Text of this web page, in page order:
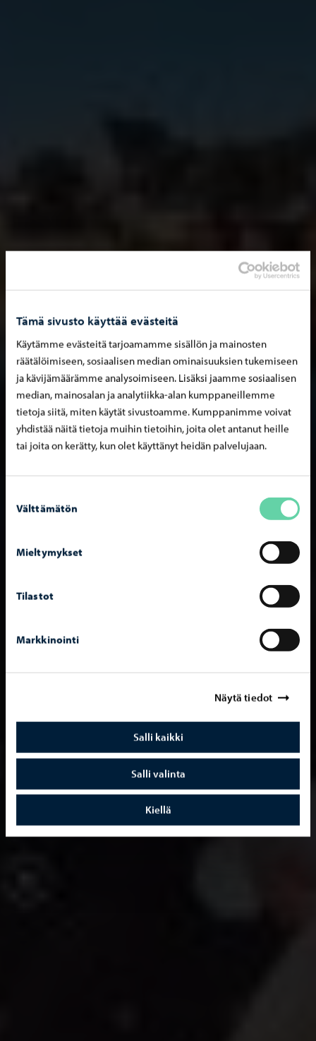
Tämä sivusto käyttää evästeitä
Käytämme evästeitä tarjoamamme sisällön ja mainosten
räätälöimiseen, sosiaalisen median ominaisuuksien tukemiseen
ja kävijämäärämme analysoimiseen. Lisäksi jaamme sosiaalisen
median, mainosalan ja analytiikka-alan kumppaneillemme
tietoja siitä, miten käytät sivustoamme. Kumppanimme voivat
yhdistää näitä tietoja muihin tietoihin, joita olet antanut heille
tai joita on kerätty, kun olet käyttänyt heidän palvelujaan.
valinta
Välttämätön
Mieltymykset
Tilastot
Markkinointi
Näytä tiedot
Salli kaikki
Salli valinta
Kiellä